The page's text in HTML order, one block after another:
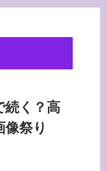
続く？高
像祭り